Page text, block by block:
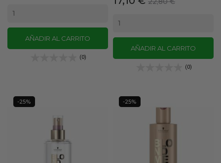
AÑADIR AL CARRITO
(0)
AÑADIR AL CARRITO
(0)
-25% -25%